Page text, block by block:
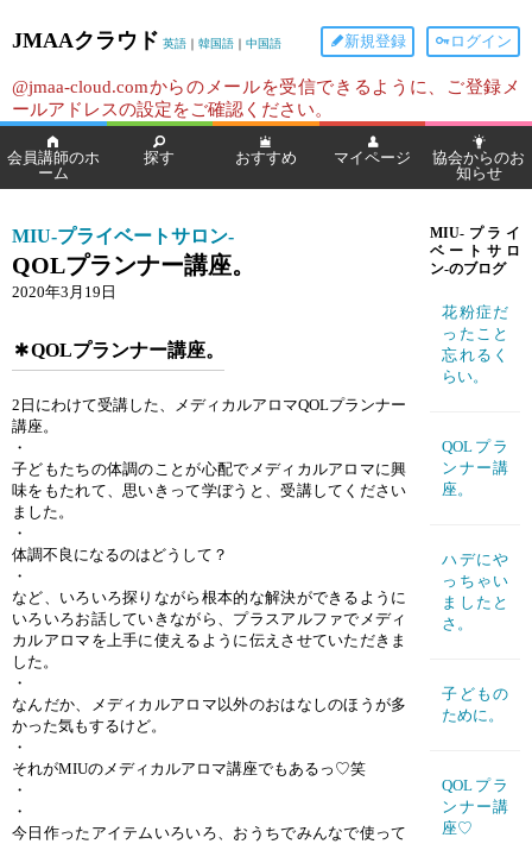
JMAAクラウド 英語 ｜ 韓国語 ｜ 中国語 ログイン
新規登録
@jmaa-cloud.comからのメールを受信できるように、ご登録メ
ールアドレスの設定をご確認ください。
会員講師のホ
ーム
探す おすすめ マイページ
協会からのお
知らせ
MIU-プライベートサロン-
QOLプランナー講座。
2020年3月19日
QOLプランナー講座。
2日にわけて受講した、メディカルアロマQOLプランナー
講座。
・
子どもたちの体調のことが心配でメディカルアロマに興
味をもたれて、思いきって学ぼうと、受講してください
ました。
・
体調不良になるのはどうして？
・
など、いろいろ探りながら根本的な解決ができるように
いろいろお話していきながら、プラスアルファでメディ
カルアロマを上手に使えるように伝えさせていただきま
した。
・
なんだか、メディカルアロマ以外のおはなしのほうが多
かった気もするけど。
・
それがMIUのメディカルアロマ講座でもあるっ♡笑
・
・
今日作ったアイテムいろいろ、おうちでみんなで使って
MIU-プライ
ベートサロ
ン-のブログ
花粉症だ
ったこと
忘れるく
らい。
QOLプラ
ンナー講
座。
ハデにや
っちゃい
ましたと
さ。
子どもの
ために。
QOLプラ
ンナー講
座♡